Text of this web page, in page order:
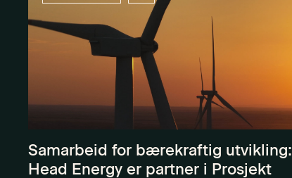
Samarbeid for bærekraftig utvikling:
Head Energy er partner i Prosjekt